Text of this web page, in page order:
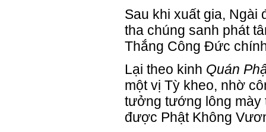
Sau khi xuất gia,
tha chúng sanh phát
Thắng Công Đức
Lại theo kinh Quán
một vị Tỳ kheo, nhờ
tưởng tướng lông
được Phật Không